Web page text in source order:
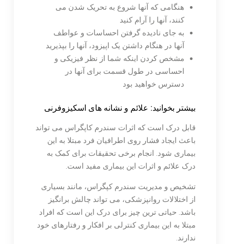
هنگامی که آنها شروع به تحریک شدن می
کنند، آنها را آرام کنید
به جای نادیده گرفتن احساسات و عواطف
آنها در هنگام داشتن یک اپیزود، آنها را بپذیرید
مشخص کردن اینکه شما از نظر فیزیکی و
احساسی در طول قسمت برای آنها در
دسترس خواهید بود
بیشتر بخوانید: علائم و نشانه های اسکیزوفرنی
قابل درک است که اثرات سندرم کاپگراس می تواند
باعث ایجاد فشار روی اطرافیان فرد مبتلا به این
بیماری شود. انجام برخی تحقیقات برای کمک به
درک علائم و اثرات این بیماری مفید است.
تشخیص و مدیریت سندرم کپگراس، مانند بسیاری
از اختلالات روانپزشکی، می تواند چالش برانگیز
باشد. حیاتی ترین چیز برای درک این است که افراد
مبتلا به این بیماری کنترلی بر افکار و رفتارهای خود
ندارند.